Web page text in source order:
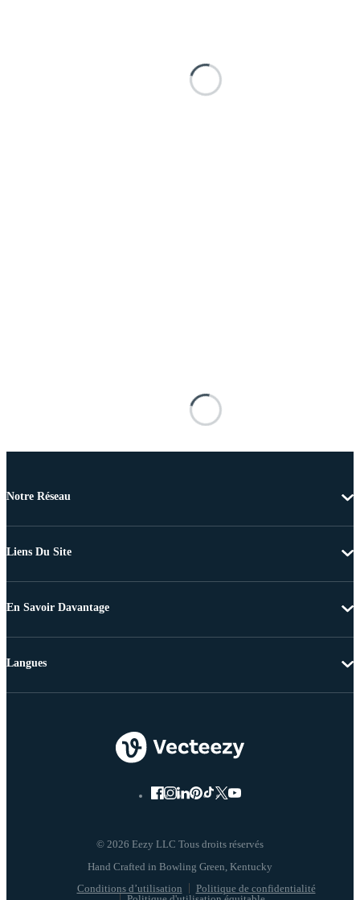
Notre Réseau
Liens Du Site
En Savoir Davantage
© 2026 Eezy LLC Tous droits réservés
Conditions d’utilisation
Politique de confidentialité
Langues